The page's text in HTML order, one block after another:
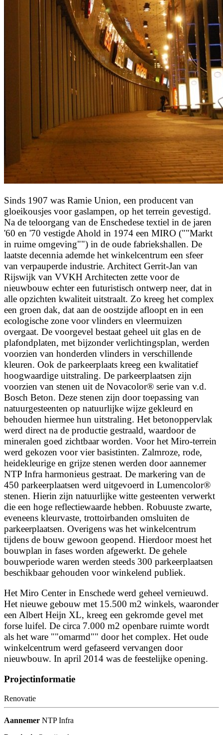
Sinds 1907 was Ramie Union, een producent van
gloeikousjes voor gaslampen, op het terrein gevestigd.
Na de teloorgang van de Enschedese textiel in de jaren
'60 en '70 vestigde Ahold in 1974 een MIRO (""Markt
in ruime omgeving"") in de oude fabriekshallen. De
laatste decennia ademde het winkelcentrum een sfeer
van verpauperde industrie. Architect Gerrit-Jan van
Rijswijk van VVKH Architecten zette voor de
nieuwbouw echter een futuristisch ontwerp neer, dat in
alle opzichten kwaliteit uitstraalt. Zo kreeg het complex
een groen dak, dat aan de oostzijde afloopt en in een
ecologische zone voor vlinders en vleermuizen
overgaat. De voorgevel bestaat geheel uit glas en de
plafondplaten, met bijzonder verlichtingsplan, werden
voorzien van honderden vlinders in verschillende
kleuren. Ook de parkeerplaats kreeg een kwalitatief
hoogwaardige uitstraling. De parkeerplaatsen zijn
voorzien van stenen uit de Novacolor® serie van v.d.
Bosch Beton. Deze stenen zijn door toepassing van
natuurgesteenten op natuurlijke wijze gekleurd en
behouden hiermee hun uitstraling. Het betonoppervlak
werd direct na de productie gestraald, waardoor de
mineralen goed zichtbaar worden. Voor het Miro-terrein
werd gekozen voor vier basistinten. Zalmroze, rode,
heidekleurige en grijze stenen werden door aannemer
NTP Infra harmonieus gestraat. De markering van de
450 parkeerplaatsen werd uitgevoerd in Lumencolor®
stenen. Hierin zijn natuurlijke witte gesteenten verwerkt
die een hoge reflectiewaarde hebben. Robuuste zwarte,
eveneens kleurvaste, trottoirbanden omsluiten de
parkeerplaatsen. Overigens was het winkelcentrum
tijdens de bouw gewoon geopend. Hierdoor moest het
bouwplan in fases worden afgewerkt. De gehele
bouwperiode waren werden steeds 300 parkeerplaatsen
beschikbaar gehouden voor winkelend publiek.
Het Miro Center in Enschede werd geheel vernieuwd.
Het nieuwe gebouw met 15.500 m2 winkels, waaronder
een Albert Heijn XL, kreeg een gekromde gevel met
forse luifel. De circa 7.000 m2 openbare ruimte wordt
als het ware ""omarmd"" door het complex. Het oude
winkelcentrum werd gefaseerd vervangen door
nieuwbouw. In april 2014 was de feestelijke opening.
Projectinformatie
Renovatie
Aannemer NTP Infra